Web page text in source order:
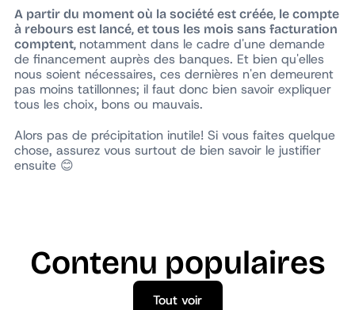
A partir du moment où la société est créée, le compte
à rebours est lancé, et tous les mois sans facturation
comptent, notamment dans le cadre d'une demande
de financement auprès des banques. Et bien qu'elles
nous soient nécessaires, ces dernières n'en demeurent
pas moins tatillonnes; il faut donc bien savoir expliquer
tous les choix, bons ou mauvais.
Alors pas de précipitation inutile! Si vous faites quelque
chose, assurez vous surtout de bien savoir le justifier
ensuite 😊
Contenu populaires
Tout voir
Tout voir